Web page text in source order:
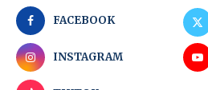
FACEBOOK
INSTAGRAM